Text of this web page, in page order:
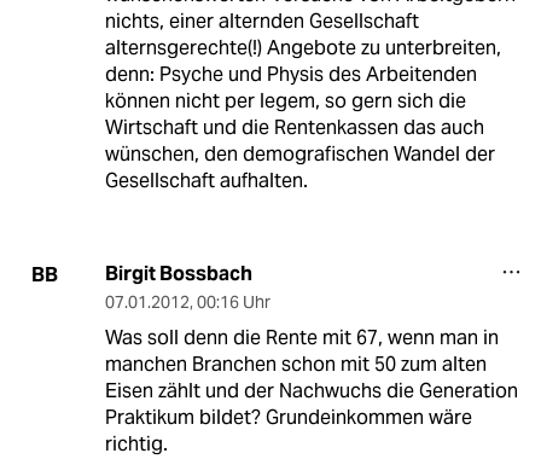
nichts, einer alternden Gesellschaft
alternsgerechte(!) Angebote zu unterbreiten,
denn: Psyche und Physis des Arbeitenden
können nicht per legem, so gern sich die
Wirtschaft und die Rentenkassen das auch
wünschen, den demografischen Wandel der
Gesellschaft aufhalten.
BB Birgit Bossbach
07.01.2012, 00:16 Uhr
Was soll denn die Rente mit 67, wenn man in
manchen Branchen schon mit 50 zum alten
Eisen zählt und der Nachwuchs die Generation
Praktikum bildet? Grundeinkommen wäre
richtig.